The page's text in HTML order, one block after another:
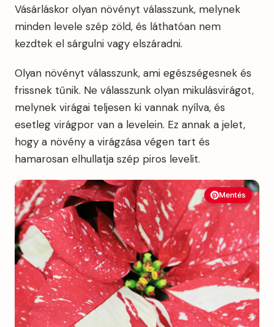
Vásárláskor olyan növényt válasszunk, melynek
minden levele szép zöld, és láthatóan nem
kezdtek el sárgulni vagy elszáradni.
Olyan növényt válasszunk, ami egészségesnek és
frissnek tűnik. Ne válasszunk olyan mikulásvirágot,
melynek virágai teljesen ki vannak nyílva, és
esetleg virágpor van a levelein. Ez annak a jelet,
hogy a növény a virágzása végen tart és
hamarosan elhullatja szép piros levelit.
Mentés